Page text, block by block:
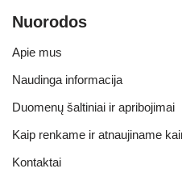
Nuorodos
Apie mus
Naudinga informacija
Duomenų šaltiniai ir apribojimai
Kaip renkame ir atnaujiname
Kontaktai